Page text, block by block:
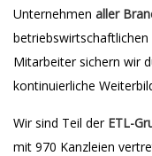
Unternehmen aller
Mitarbeiter sichern wir
kontinuierliche
Wir sind Teil der ETL-
mit 970 Kanzleien